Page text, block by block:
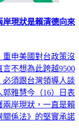
現狀是賴清德向來
申美國對台政策沒
不想為此跨越9500
須跟台灣領導人談
雅慧今（16）日表
岸現狀，一直是賴
關係法》的堅實承諾